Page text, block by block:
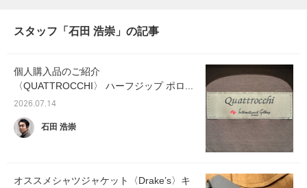
スタッフ「石田 浩崇」の記事
個人購入品のご紹介
〈QUATTROCCHI〉 ハーフジップ ポロ...
2026.07.14
石田 浩崇
オススメシャツジャケット〈Drake’s〉キ